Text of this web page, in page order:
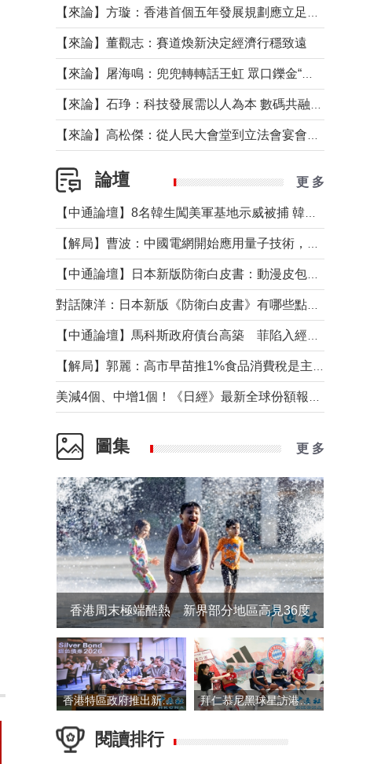
【來論】董觀志：賽道煥新決定經濟行穩致遠
論壇 更 多
圖集 更 多
香港周末極端酷熱 新界部分地區高見36度
香港特區政府推出新一批銀色債券 每手1萬元保底息4.25厘 拜仁慕尼黑球星訪港 與球迷近距離互動
閱讀排行